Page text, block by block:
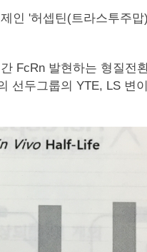
인 '허셉틴(트라스투주
FcRn 발현하는 형질
선두그룹의 YTE, LS